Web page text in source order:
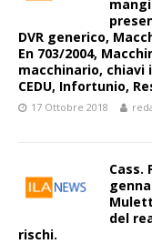
DVR generico,
En 703/2004,
macchinario,
CEDU, Infortunio,
17 Ottobre 2018
Cass.
del
rischi.